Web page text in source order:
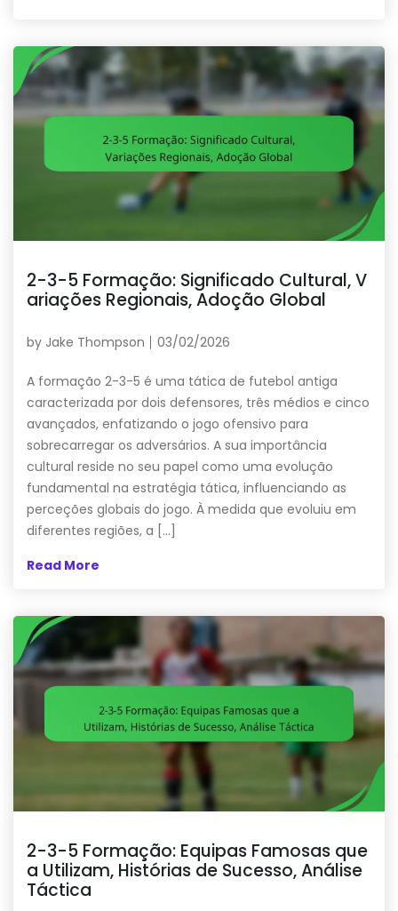
2-3-5 Formação: Significado Cultural, V
ariações Regionais, Adoção Global
by Jake Thompson 03/02/2026
A formação 2-3-5 é uma tática de futebol antiga
caracterizada por dois defensores, três médios e cinco
avançados, enfatizando o jogo ofensivo para
sobrecarregar os adversários. A sua importância
cultural reside no seu papel como uma evolução
fundamental na estratégia tática, influenciando as
perceções globais do jogo. À medida que evoluiu em
diferentes regiões, a […]
Read More
2-3-5 Formação: Equipas Famosas que
a Utilizam, Histórias de Sucesso, Análise
Táctica